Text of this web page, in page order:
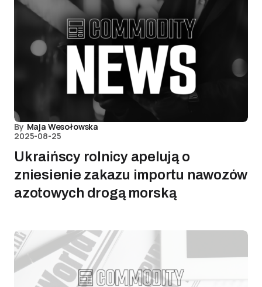
By Maja Wesołowska
2025-08-25
Ukraińscy rolnicy apelują o
zniesienie zakazu importu nawozów
azotowych drogą morską